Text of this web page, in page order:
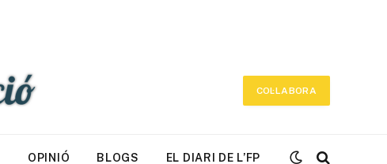
COL·LABORA
OPINIÓ BLOGS EL DIARI DE L’FP